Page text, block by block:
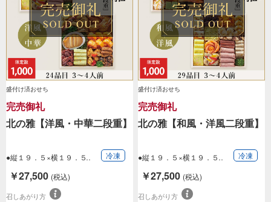
盛付け済おせち
完売御礼
北の雅【洋風・中華二段重】
●縦１９．５×横１９．５
冷凍
￥27,500 (税込)
召しあがり方
盛付け済おせち
完売御礼
北の雅【和風・洋風二段重】
●縦１９．５×横１９．５
冷凍
￥27,500 (税込)
召しあがり方